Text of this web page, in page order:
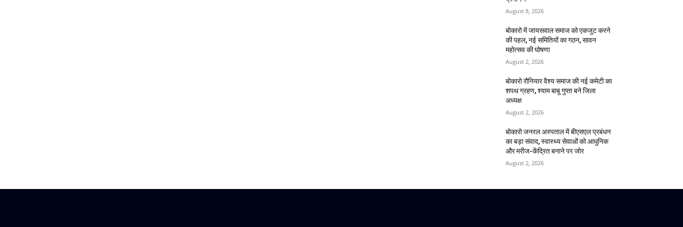
August 8, 2026
बोकारो में जायसवाल समाज को एकजुट करने
की पहल, नई समितियों का गठन, सावन
महोत्सव की घोषणा
August 2, 2026
बोकारो रौनियार वैश्य समाज की नई कमेटी का
शपथ ग्रहण, श्याम बाबू गुप्ता बने जिला
अध्यक्ष
August 2, 2026
बोकारो जनरल अस्पताल में बीएसएल प्रबंधन
का बड़ा संवाद, स्वास्थ्य सेवाओं को आधुनिक
और मरीज-केंद्रित बनाने पर जोर
August 2, 2026